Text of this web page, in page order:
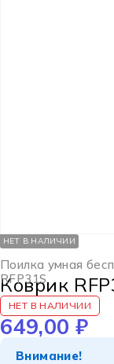
НЕТ В НАЛИЧИИ
Поилка умная
RFP31S
Коврик
НЕТ В НАЛИЧИИ
649,00 ₽
Внимание!